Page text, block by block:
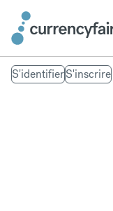
S'identifierS'inscrire